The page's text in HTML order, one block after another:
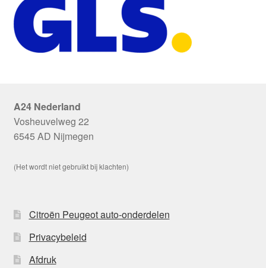
A24 Nederland
Vosheuvelweg 22
6545 AD Nijmegen
(Het wordt niet gebruikt bij klachten)
Citroën Peugeot auto-onderdelen
Privacybeleid
Afdruk